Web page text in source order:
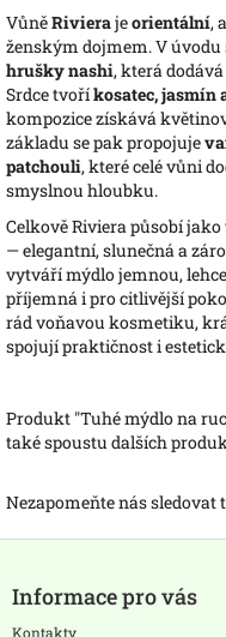
VůněRivierajeorientální,
ženským dojmem. V
hrušky nashi, která
Srdce tvoříkosatec, jasmín
kompozice získává
základu se pak propojuje
patchouli, které celé vůni
smyslnou hloubku.
Celkově Riviera působí
— elegantní, slunečná a
vytváří mýdlo jemnou,
příjemná i pro citlivější
rád voňavou kosmetiku,
spojují praktičnost i
Produkt "Tuhé mýdlo na
také spoustu dalších
Nezapomeňte nás sledovat
pInformace pro vás
Kontakty